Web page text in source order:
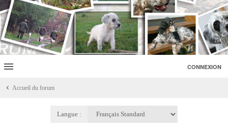
CONNEXION
Accueil du forum
Langue :